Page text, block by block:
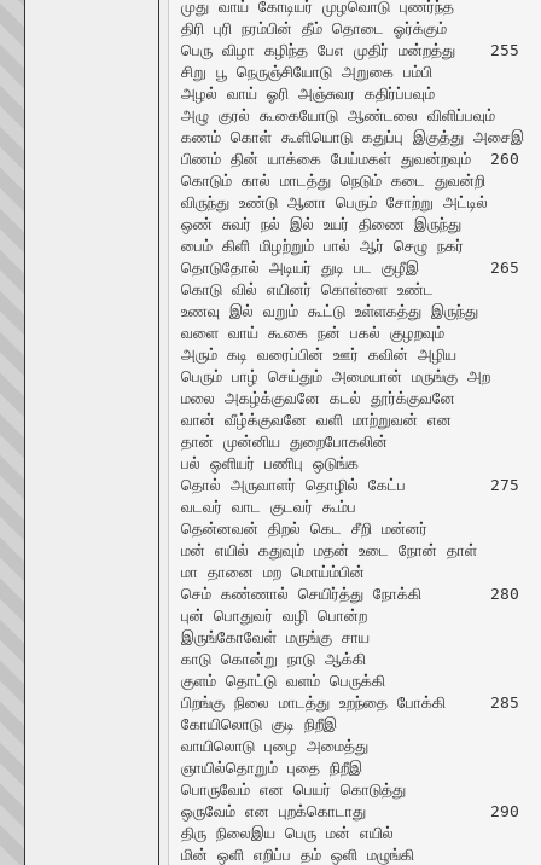
முது வாய் கோடியர் முழவொடு புணர்ந்த
திரி புரி நரம்பின் தீம் தொடை ஓர்க்கும்
பெரு விழா கழிந்த பேஎ முதிர் மன்றத்து	255
சிறு பூ நெருஞ்சியோடு அறுகை பம்பி
அழல் வாய் ஓரி அஞ்சுவர கதிர்ப்பவும்
அழு குரல் கூகையோடு ஆண்டலை விளிப்பவும்
கணம் கொள் கூளியொடு கதுப்பு இகுத்து அசைஇ
பிணம் தின் யாக்கை பேய்மகள் துவன்றவும்	260
கொடும் கால் மாடத்து நெடும் கடை துவன்றி
விருந்து உண்டு ஆனா பெரும் சோற்று அட்டில்
ஒண் சுவர் நல் இல் உயர் திணை இருந்து
பைம் கிளி மிழற்றும் பால் ஆர் செழு நகர்
தொடுதோல் அடியர் துடி பட குழீஇ	265
கொடு வில் எயினர் கொள்ளை உண்ட
உணவு இல் வறும் கூட்டு உள்ளகத்து இருந்து
வளை வாய் கூகை நன் பகல் குழறவும்
அரும் கடி வரைப்பின் ஊர் கவின் அழிய
பெரும் பாழ் செய்தும் அமையான் மருங்கு அற	270
மலை அகழ்க்குவனே கடல் தூர்க்குவனே
வான் வீழ்க்குவனே வளி மாற்றுவன் என
தான் முன்னிய துறைபோகலின்
பல் ஒளியர் பணிபு ஒடுங்க
தொல் அருவாளர் தொழில் கேட்ப		275
வடவர் வாட குடவர் கூம்ப
தென்னவன் திறல் கெட சீறி மன்னர்
மன் எயில் கதுவும் மதன் உடை நோன் தாள்
மா தானை மற மொய்ம்பின்
செம் கண்ணால் செயிர்த்து நோக்கி	280
புன் பொதுவர் வழி பொன்ற
இருங்கோவேள் மருங்கு சாய
காடு கொன்று நாடு ஆக்கி
குளம் தொட்டு வளம் பெருக்கி
பிறங்கு நிலை மாடத்து உறந்தை போக்கி	285
கோயிலொடு குடி நிறீஇ
வாயிலொடு புழை அமைத்து
ஞாயில்தொறும் புதை நிறீஇ
பொருவேம் என பெயர் கொடுத்து
ஒருவேம் என புறக்கொடாது		290
திரு நிலைஇய பெரு மன் எயில்
மின் ஒளி எறிப்ப தம் ஒளி மழுங்கி